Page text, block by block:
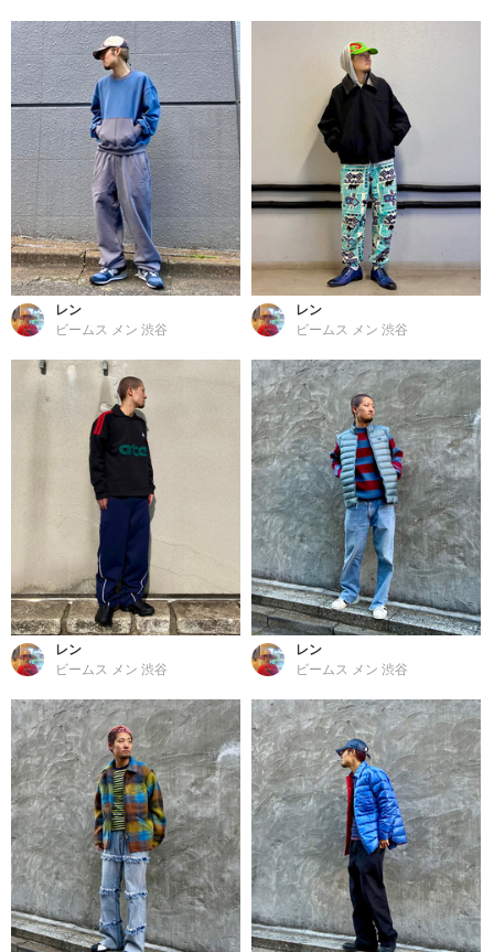
レン
ビームス メン 渋谷
レン
ビームス メン 渋谷
レン
ビームス メン 渋谷
レン
ビームス メン 渋谷